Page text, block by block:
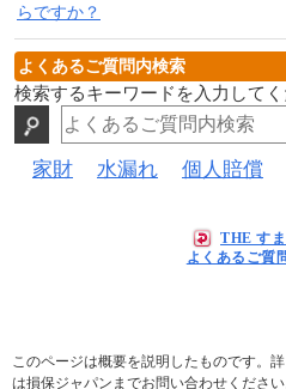
らですか？
よくあるご質問内検索
検索するキーワードを入力してく
家財 水漏れ 個人賠償
THE す
よくあるご質
このページは概要を説明したものです。
は損保ジャパンまでお問い合わせください